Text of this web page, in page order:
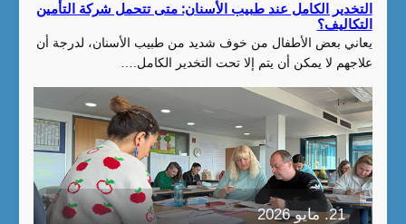
التخدير الكامل عند طبيب الأسنان: متى تتحمل شركة التأمين
التكاليف؟
يعاني بعض الأطفال من خوف شديد من طبيب الأسنان، لدرجة أن
علاجهم لا يمكن أن يتم إلا تحت التخدير الكامل.…
21. مايو 2026